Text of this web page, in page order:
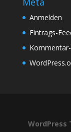
Anmelden
Eintrags-
WordPress